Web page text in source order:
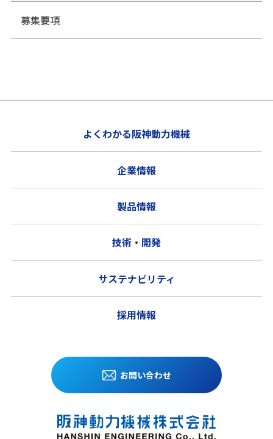
募集要項
お問い合わせ
よくわかる阪神動力機械
企業情報
製品情報
技術・開発
サステナビリティ
採用情報